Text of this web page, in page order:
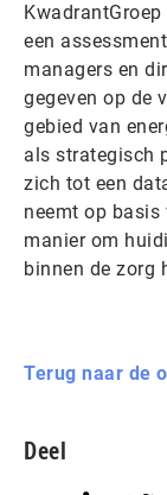
een
managers en
gegeven op de
gebied van
als strategisch
zich tot een
neemt op basis
manier om
binnen de zorg
Terug naar de
Deel